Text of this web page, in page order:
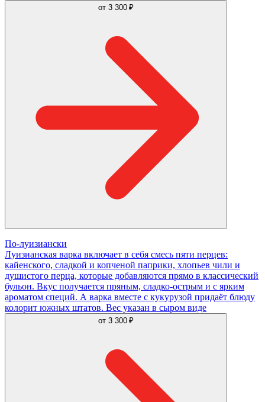
от 3 300 ₽
По-луизиански
Луизианская варка включает в себя смесь пяти перцев:
кайенского, сладкой и копченой паприки, хлопьев чили и
душистого перца, которые добавляются прямо в классический
бульон. Вкус получается пряным, сладко-острым и с ярким
ароматом специй. А варка вместе с кукурузой придаёт блюду
колорит южных штатов. Вес указан в сыром виде
от 3 300 ₽